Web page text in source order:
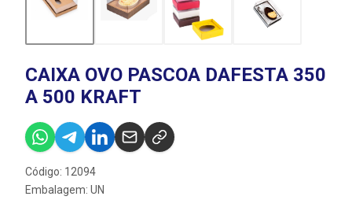
CAIXA OVO PASCOA DAFESTA 350
A 500 KRAFT
Código: 12094
Embalagem: UN